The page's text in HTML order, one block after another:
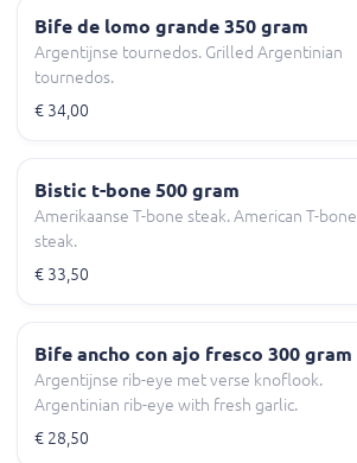
Bife de lomo grande 350 gram
Argentijnse tournedos. Grilled Argentinian
tournedos.
€ 34,00
Bistic t-bone 500 gram
Amerikaanse T-bone steak. American T-bone
steak.
€ 33,50
Bife ancho con ajo fresco 300 gram
Argentijnse rib-eye met verse knoflook.
Argentinian rib-eye with fresh garlic.
€ 28,50